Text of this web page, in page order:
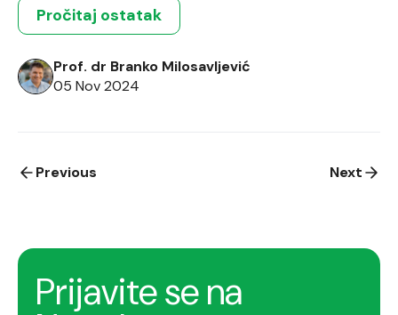
computing postaje revolucionarni koncept za full
stack programere, omogućavajući im da
unaprede performanse aplikacija koristeći
servere bliže korisnicima. Ovo smanjuje latenciju,
ubrzava obradu podataka i poboljšava
Pročitaj ostatak
Prof. dr Branko Milosavljević
05 Nov 2024
Posts
Previous Next
Prijavite se na